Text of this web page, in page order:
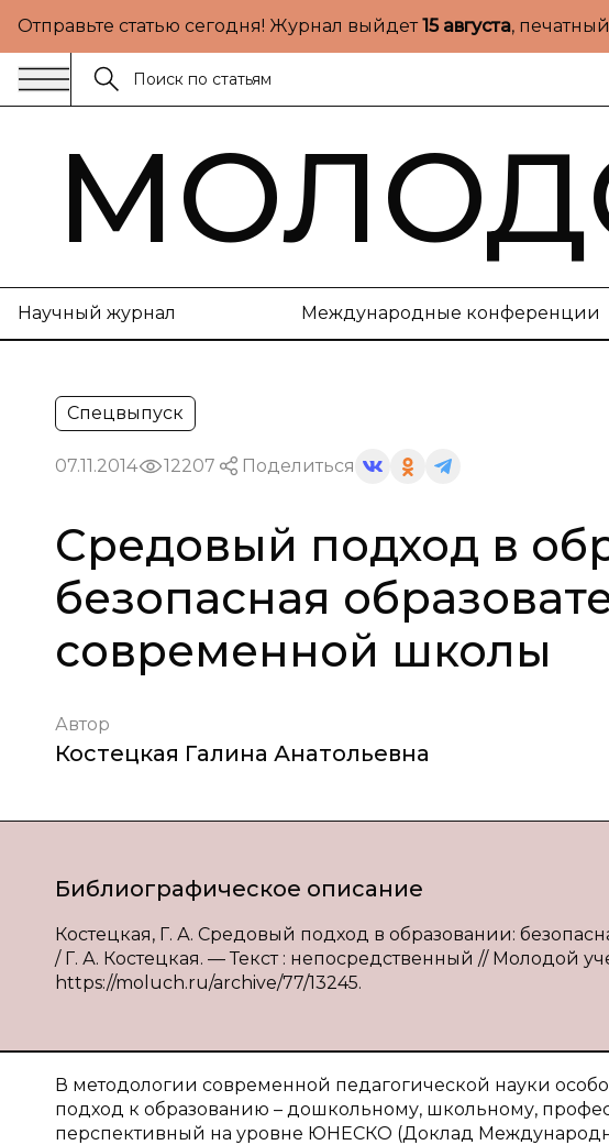
Отправьте статью сегодня! Журнал выйдет15 августа,
Научный журнал Международные конференции
Спецвыпуск
07.11.2014 12207 Поделиться
Средовый подход в
безопасная
современной школы
Автор
Костецкая Галина Анатольевна
Библиографическое описание
Костецкая, Г. А. Средовый подход в образовании:
/ Г. А. Костецкая. — Текст : непосредственный // Молодой
https://moluch.ru/archive/77/13245.
В методологии современной педагогической науки
подход к образованию – дошкольному, школьному,
перспективный на уровне ЮНЕСКО (Доклад